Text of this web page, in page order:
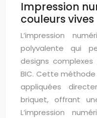
Impression
couleurs vives
L’impression
polyvalente qui
designs
BIC. Cette
appliquées
briquet, offrant
L’impression